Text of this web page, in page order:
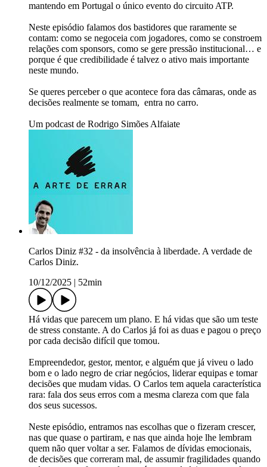
mantendo em Portugal o único evento do circuito ATP.
Neste episódio falamos dos bastidores que raramente se
contam: como se negoceia com jogadores, como se constroem
relações com sponsors, como se gere pressão institucional… e
porque é que credibilidade é talvez o ativo mais importante
neste mundo.
Se queres perceber o que acontece fora das câmaras, onde as
decisões realmente se tomam, entra no carro.
Um podcast de Rodrigo Simões Alfaiate
Carlos Diniz #32 - da insolvência à liberdade. A verdade de
Carlos Diniz.
10/12/2025
52min
Há vidas que parecem um plano. E há vidas que são um teste
de stress constante. A do Carlos já foi as duas e pagou o preço
por cada decisão difícil que tomou.
Empreendedor, gestor, mentor, e alguém que já viveu o lado
bom e o lado negro de criar negócios, liderar equipas e tomar
decisões que mudam vidas. O Carlos tem aquela característica
rara: fala dos seus erros com a mesma clareza com que fala
dos seus sucessos.
Neste episódio, entramos nas escolhas que o fizeram crescer,
nas que quase o partiram, e nas que ainda hoje lhe lembram
quem não quer voltar a ser. Falamos de dívidas emocionais,
de decisões que correram mal, de assumir fragilidades quando